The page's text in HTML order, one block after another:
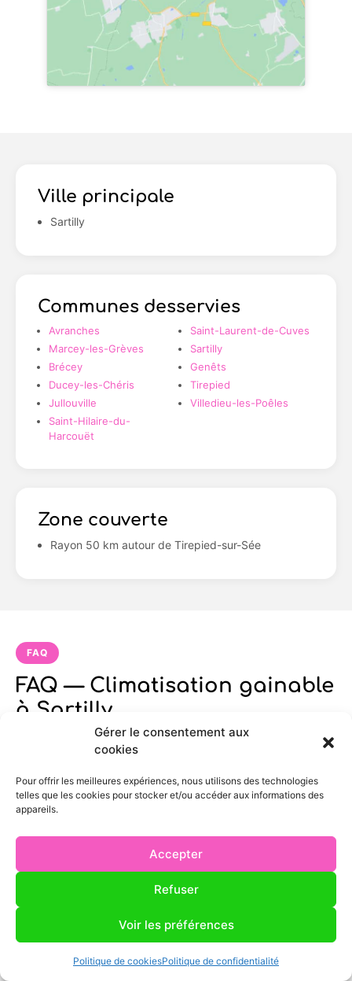
Gérer le consentement aux
cookies
Pour offrir les meilleures expériences, nous utilisons des technologies
telles que les cookies pour stocker et/ou accéder aux informations des
appareils.
Accepter
Refuser
Voir les préférences
Politique de cookiesPolitique de confidentialité
Ville principale
Sartilly
Communes desservies
Avranches
Marcey-les-Grèves
Brécey
Ducey-les-Chéris
Jullouville
Saint-Hilaire-du-
Harcouët
Saint-Laurent-de-Cuves
Sartilly
Genêts
Tirepied
Villedieu-les-Poêles
Zone couverte
Rayon 50 km autour de Tirepied-sur-Sée
FAQ
FAQ — Climatisation gainable
à Sartilly
l’installation de climatisation gainable ?
Quel délai pour installer une climatisation
gainable à Sartilly ?